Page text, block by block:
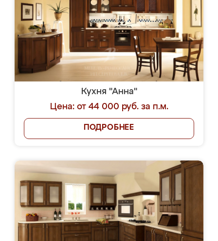
Кухня "Анна"
Цена: от 44 000 руб. за п.м.
ПОДРОБНЕЕ